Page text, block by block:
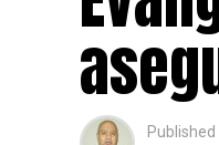
Published